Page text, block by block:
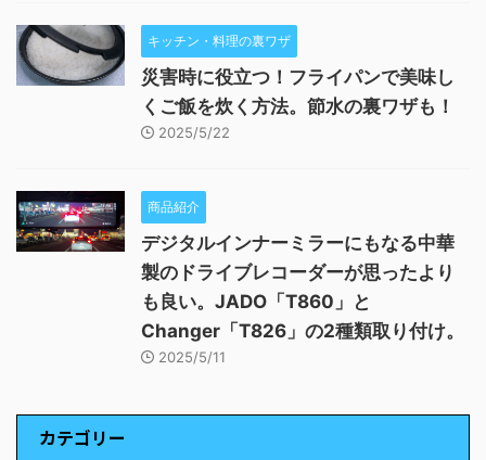
キッチン・料理の裏ワザ
災害時に役立つ！フライパンで美味し
くご飯を炊く方法。節水の裏ワザも！
2025/5/22
商品紹介
デジタルインナーミラーにもなる中華
製のドライブレコーダーが思ったより
も良い。JADO「T860」と
Changer「T826」の2種類取り付け。
2025/5/11
カテゴリー